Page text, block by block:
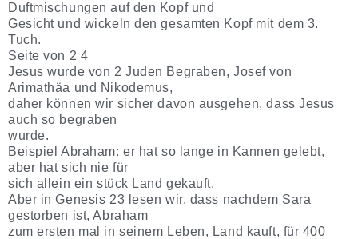
Duftmischungen auf den Kopf und
Gesicht und wickeln den gesamten Kopf mit dem 3.
Tuch.
Seite von 2 4
Jesus wurde von 2 Juden Begraben, Josef von
Arimathäa und Nikodemus,
daher können wir sicher davon ausgehen, dass Jesus
auch so begraben
wurde.
Beispiel Abraham: er hat so lange in Kannen gelebt,
aber hat sich nie für
sich allein ein stück Land gekauft.
Aber in Genesis 23 lesen wir, dass nachdem Sara
gestorben ist, Abraham
zum ersten mal in seinem Leben, Land kauft, für 400